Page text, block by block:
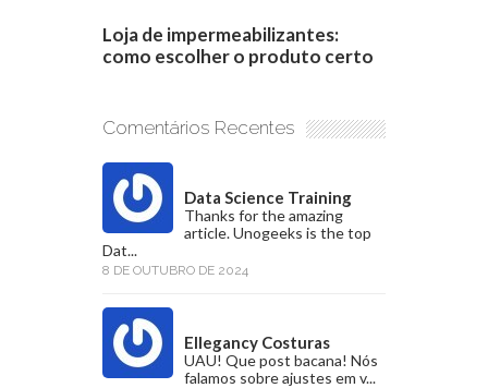
Loja de impermeabilizantes:
como escolher o produto certo
Comentários Recentes
Data Science Training
Thanks for the amazing
article. Unogeeks is the top
Dat...
8 DE OUTUBRO DE 2024
Ellegancy Costuras
UAU! Que post bacana! Nós
falamos sobre ajustes em v...